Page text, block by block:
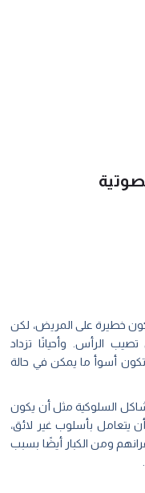
خطيرة على المريض، لكن
الرأس. وأحيانًا تزداد
أسوأ ما يمكن في حالة
السلوكية مثل أن يكون
يتعامل بأسلوب غير لائق،
ومن الكبار أيضًا بسبب